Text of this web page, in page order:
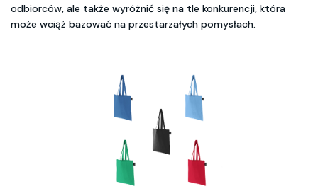
odbiorców, ale także wyróżnić się na tle konkurencji, która
może wciąż bazować na przestarzałych pomysłach.